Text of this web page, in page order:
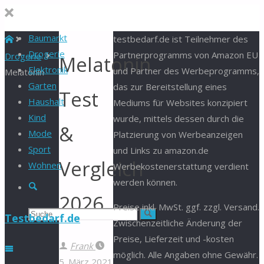
Baumarkt
Drogerie
Elektronik
Garten
Haushalt
Kind
Mode
Sport
Wohnen
Suche
Suchen Suche
Testbedarf.de
Start
Drogerie
Melatonin
Melatonin
Test
&
Vergleich
2026
Frank
5. März 2021
testbedarf.de ist Teilnehmer des
Partnerprogramms von Amazon EU
und Partner des Werbeprogramms,
das zur Bereitstellung eines
Mediums für Websites konzipiert
wurde, mittels dessen durch die
Platzierung von Werbeanzeigen
und Links zu amazon.de
Werbekostenerstattung verdient
werden können.
Preise inkl. MwSt. ggf. zzgl. Versand.
Zwischenzeitliche Änderung der
Preise, Lieferzeit und -kosten
möglich. Alle Angaben ohne Gewähr.